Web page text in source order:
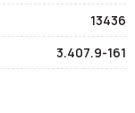
13436
3.407.9-161